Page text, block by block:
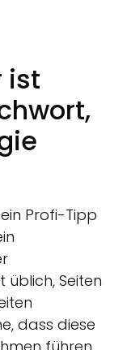
ist
Profi-Tipp
üblich, Seiten
dass diese